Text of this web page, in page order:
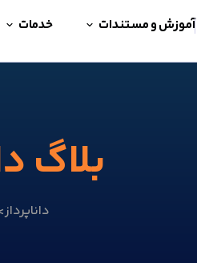
آموزش و مستندات خدمات
بلاگ
داناپرداز